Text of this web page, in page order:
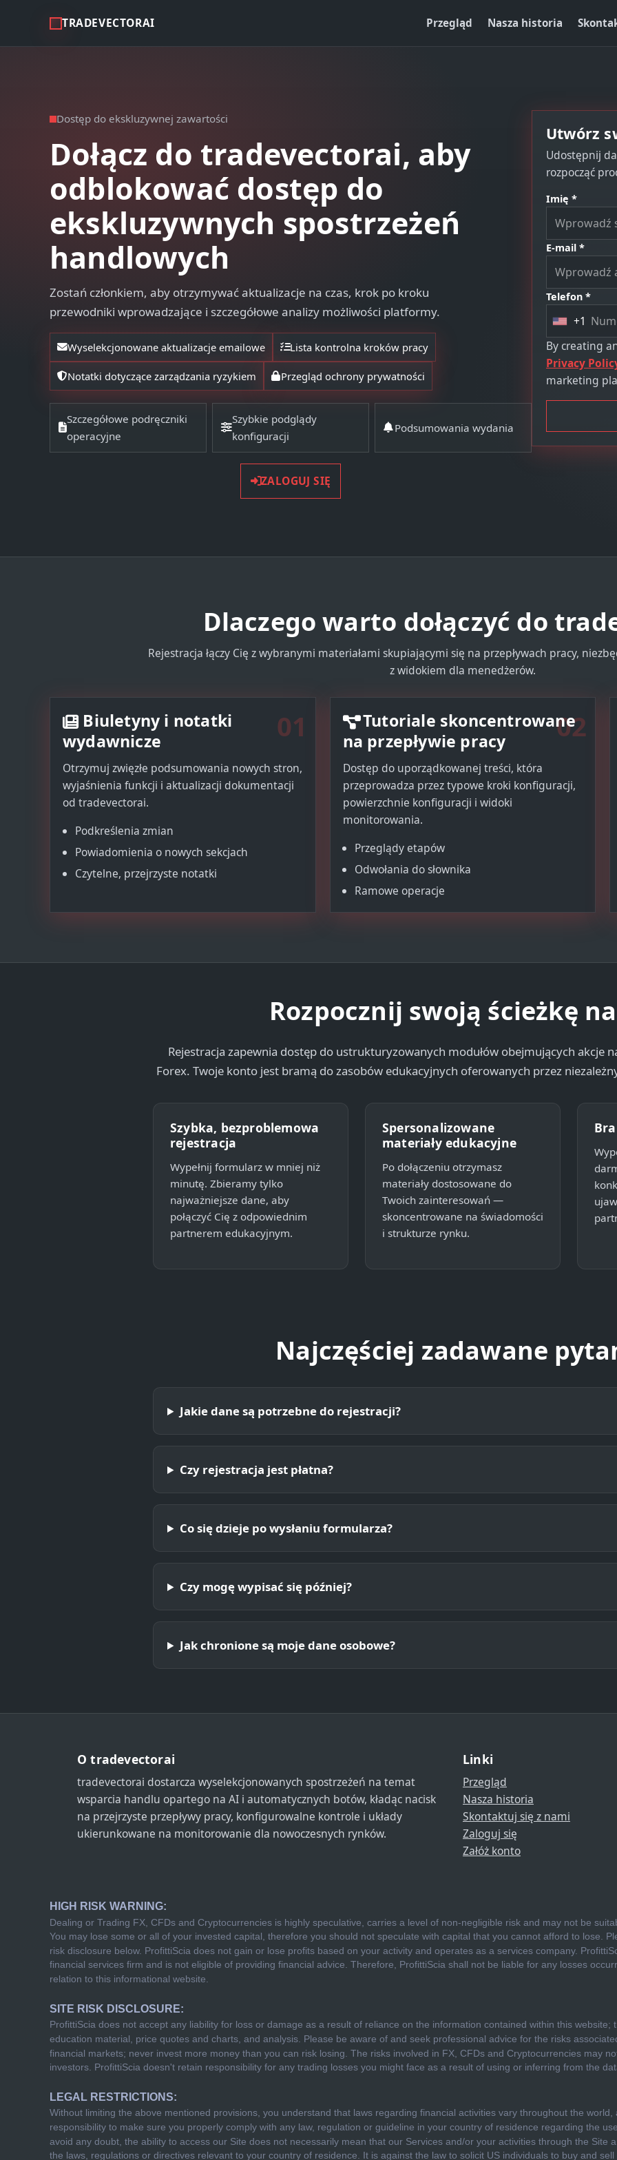
TRADEVECTORAI Przegląd Nasza historia
Dostęp do ekskluzywnej zawartości
Dołącz do tradevectorai, aby
odblokować dostęp do
ekskluzywnych spostrzeżeń
handlowych
Zostań członkiem, aby otrzymywać aktualizacje na czas, krok po kroku
przewodniki wprowadzające i szczegółowe analizy możliwości platformy.
Wyselekcjonowane aktualizacje emailowe Lista kontrolna kroków pracy
Notatki dotyczące zarządzania ryzykiem Przegląd ochrony prywatności
Szczegółowe podręczniki
operacyjne
Szybkie podglądy
konfiguracji
Podsumowania wydania
ZALOGUJ SIĘ
Utwórz
Udostępnij
rozpocząć
Imię *
E-mail *
Telefon *
U
n
i
t
S
t
+1
By creating
Privacy
marketing
Dlaczego warto dołączyć do
Rejestracja łączy Cię z wybranymi materiałami skupiającymi się na przepływach pracy,
z widokiem dla menedżerów.
01
Biuletyny i notatki
wydawnicze
Otrzymuj zwięzłe podsumowania nowych stron,
wyjaśnienia funkcji i aktualizacji dokumentacji
od tradevectorai.
Podkreślenia zmian
Powiadomienia o nowych sekcjach
Czytelne, przejrzyste notatki
02
Tutoriale skoncentrowane
na przepływie pracy
Dostęp do uporządkowanej treści, która
przeprowadza przez typowe kroki konfiguracji,
powierzchnie konfiguracji i widoki
monitorowania.
Przeglądy etapów
Odwołania do słownika
Ramowe operacje
Rozpocznij swoją ścieżkę
Rejestracja zapewnia dostęp do ustrukturyzowanych modułów obejmujących akcje
Forex. Twoje konto jest bramą do zasobów edukacyjnych oferowanych przez
Szybka, bezproblemowa
rejestracja
Wypełnij formularz w mniej niż
minutę. Zbieramy tylko
najważniejsze dane, aby
połączyć Cię z odpowiednim
partnerem edukacyjnym.
Spersonalizowane
materiały edukacyjne
Po dołączeniu otrzymasz
materiały dostosowane do
Twoich zainteresowań —
skoncentrowane na świadomości
i strukturze rynku.
Najczęściej zadawane
Jakie dane są potrzebne do rejestracji?
Czy rejestracja jest płatna?
Co się dzieje po wysłaniu formularza?
Czy mogę wypisać się później?
Jak chronione są moje dane osobowe?
O tradevectorai
tradevectorai dostarcza wyselekcjonowanych spostrzeżeń na temat
wsparcia handlu opartego na AI i automatycznych botów, kładąc nacisk
na przejrzyste przepływy pracy, konfigurowalne kontrole i układy
ukierunkowane na monitorowanie dla nowoczesnych rynków.
Linki
Przegląd
Nasza historia
Skontaktuj się z nami
Zaloguj się
Załóż konto